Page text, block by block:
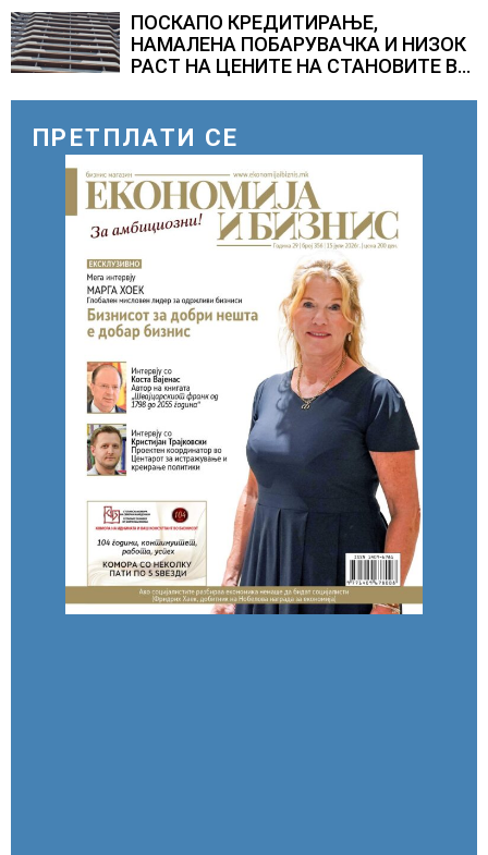
компании за ВИ
ПОСКАПО КРЕДИТИРАЊЕ,
НАМАЛЕНА ПОБАРУВАЧКА И НИЗОК
РАСТ НА ЦЕНИТЕ НА СТАНОВИТЕ ВО
автомобилската индустрија која е
во криза
ПРЕТПЛАТИ СЕ